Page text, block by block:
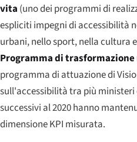
vita (uno dei programmi di
espliciti impegni di accessibilità
urbani, nello sport, nella cultura
Programma di trasformazione
programma di attuazione di
sull'accessibilità tra più
successivi al 2020 hanno
dimensione KPI misurata.